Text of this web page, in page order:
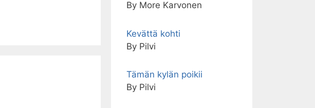
By More Karvonen
Kevättä kohti
By Pilvi
Tämän kylän poikii
By Pilvi